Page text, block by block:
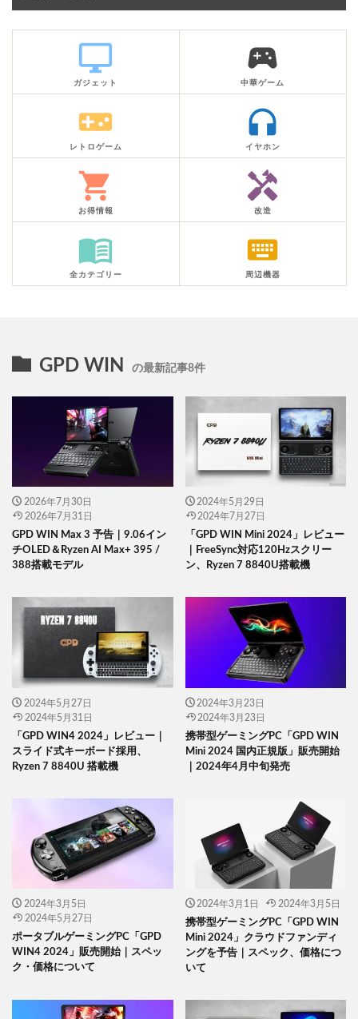
desktop_windows
ガジェット
sports_esports
中華ゲーム
videogame_asset
レトロゲーム
headphones
イヤホン
shopping_cart
お得情報
handyman
改造
menu_book
全カテゴリー
keyboard
周辺機器
GPD WIN の最新記事8件
2026年7月30日
2026年7月31日
GPD WIN Max 3 予告｜9.06イン
チOLED＆Ryzen AI Max+ 395 /
388搭載モデル
2024年5月29日
2024年7月27日
「GPD WIN Mini 2024」レビュー
｜FreeSync対応120Hzスクリー
ン、Ryzen 7 8840U搭載機
2024年5月27日
2024年5月31日
「GPD WIN4 2024」レビュー｜
スライド式キーボード採用、
Ryzen 7 8840U 搭載機
2024年3月23日
2024年3月23日
携帯型ゲーミングPC「GPD WIN
Mini 2024 国内正規版」販売開始
｜2024年4月中旬発売
2024年3月5日
2024年5月27日
ポータブルゲーミングPC「GPD
WIN4 2024」販売開始｜スペッ
ク・価格について
2024年3月1日 2024年3月5日
携帯型ゲーミングPC「GPD WIN
Mini 2024」クラウドファンディ
ングを予告｜スペック、価格につ
いて